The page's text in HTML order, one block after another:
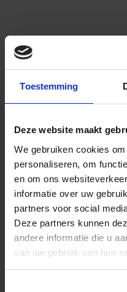
Toestemming
Deze website maakt
We gebruiken cookies
personaliseren, om
en om ons
informatie over uw
partners voor social
Deze partners kunnen
andere informatie die u
van uw gebruik van hun